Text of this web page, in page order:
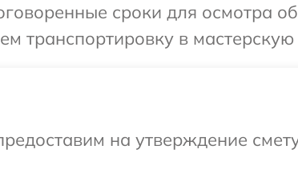
сроки для осмотра
транспортировку в
на утверждение